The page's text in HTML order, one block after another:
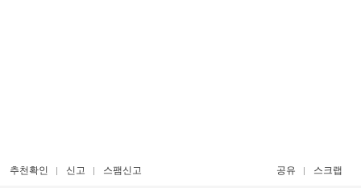
추천확인 신고 스팸신고 공유 스크랩